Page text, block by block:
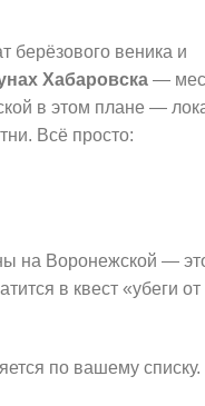
берёзового веника и
Хабаровска —
в этом плане —
Всё просто:
на Воронежской —
в квест «убеги от
по вашему